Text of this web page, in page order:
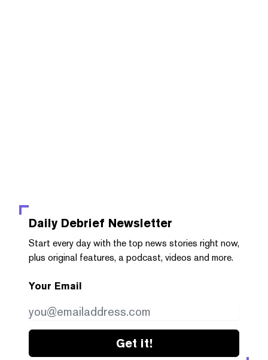
Daily Debrief Newsletter
Start every day with the top news stories right now,
plus original features, a podcast, videos and more.
Your Email
Get it!